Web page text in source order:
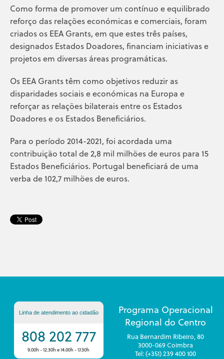
Como forma de promover um contínuo e equilibrado
reforço das relações económicas e comerciais, foram
criados os EEA Grants, em que estes três países,
designados Estados Doadores, financiam iniciativas e
projetos em diversas áreas programáticas.
Os EEA Grants têm como objetivos reduzir as
disparidades sociais e económicas na Europa e
reforçar as relações bilaterais entre os Estados
Doadores e os Estados Beneficiários.
Para o período 2014-2021, foi acordada uma
contribuição total de 2,8 mil milhões de euros para 15
Estados Beneficiários. Portugal beneficiará de uma
verba de 102,7 milhões de euros.
Linha de atendimento ao cidadão
808 202 777
9.00h - 12.30h e 14.00h - 17.30h
Programa Operacional
Regional do Centro
Rua Bernardim Ribeiro, 80
3000-069 Coimbra
Tel: (+351) 239 400 100